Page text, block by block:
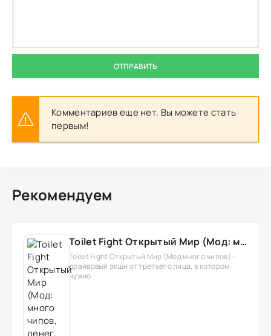
ОТПРАВИТЬ
Комментариев еще нет. Вы можете стать
первым!
Рекомендуем
Toilet Fight Открытый Мир (Мод: много чипов, денег, все открыто, бессмертие, урон, 50+ читов)
Toilet Fight Открытый Мир (Мод много чипов) -
драйвовый экшн от третьего лица, в котором
нужно